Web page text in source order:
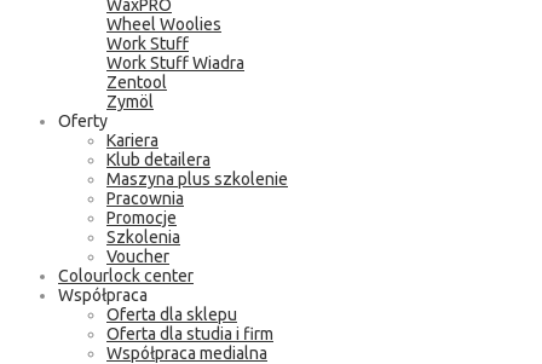
WaxPRO
Wheel Woolies
Work Stuff
Work Stuff Wiadra
Zentool
Zymöl
Oferty
Kariera
Klub detailera
Maszyna plus szkolenie
Pracownia
Promocje
Szkolenia
Voucher
Colourlock center
Współpraca
Oferta dla sklepu
Oferta dla studia i firm
Współpraca medialna